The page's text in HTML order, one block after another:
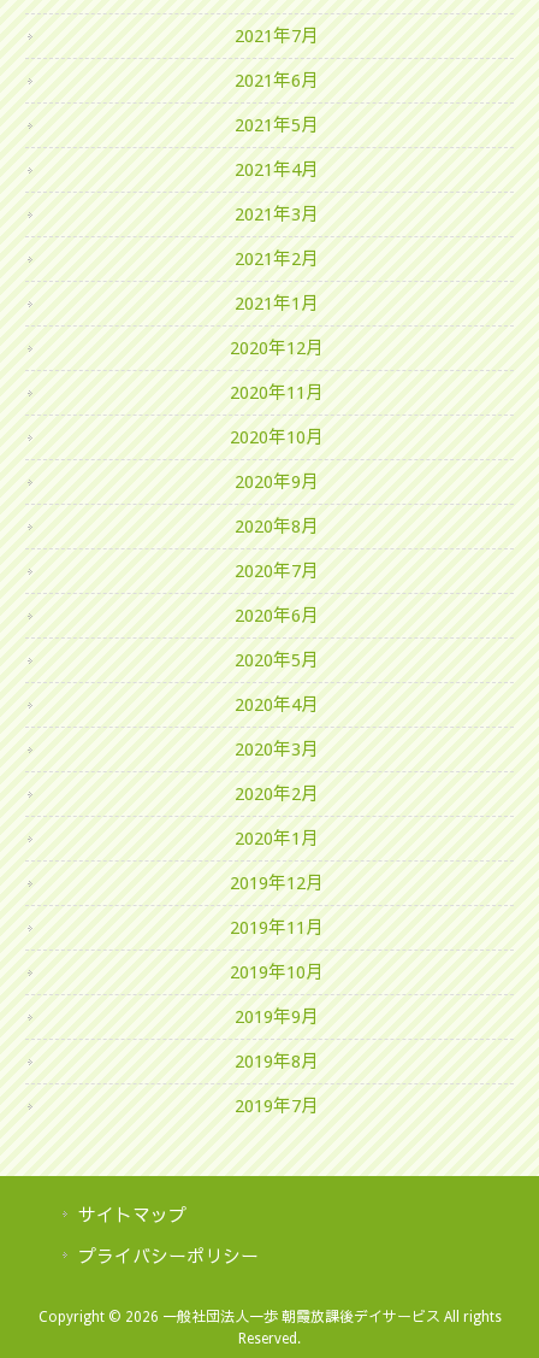
2021年7月
2021年6月
2021年5月
2021年4月
2021年3月
2021年2月
2021年1月
2020年12月
2020年11月
2020年10月
2020年9月
2020年8月
2020年7月
2020年6月
2020年5月
2020年4月
2020年3月
2020年2月
2020年1月
2019年12月
2019年11月
2019年10月
2019年9月
2019年8月
2019年7月
サイトマップ
プライバシーポリシー
Copyright © 2026 一般社団法人一歩 朝霞放課後デイサービス All rights
Reserved.